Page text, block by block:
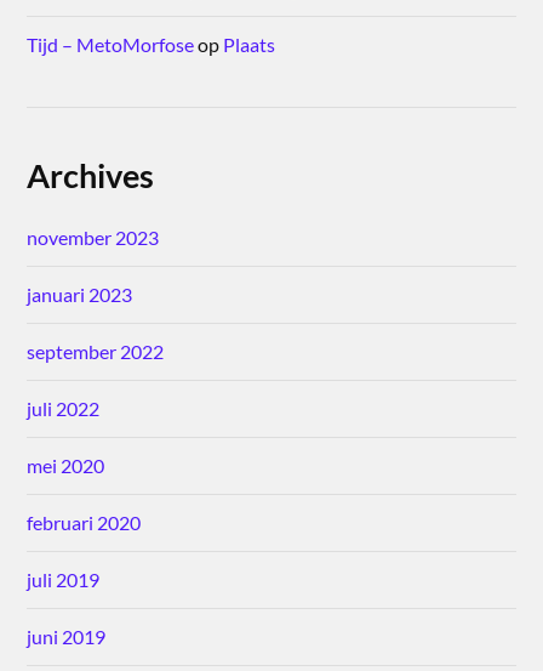
Tijd – MetoMorfoseop Plaats
Archives
november 2023
januari 2023
september 2022
juli 2022
mei 2020
februari 2020
juli 2019
juni 2019